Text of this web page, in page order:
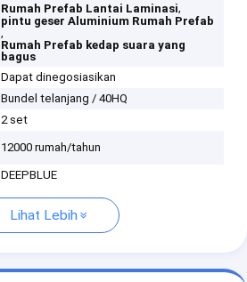
Rumah Prefab Lantai Laminasi,
pintu geser Aluminium Rumah Prefab
,
Rumah Prefab kedap suara yang
bagus
Dapat dinegosiasikan
Bundel telanjang / 40HQ
2 set
12000 rumah/tahun
DEEPBLUE
Lihat Lebih